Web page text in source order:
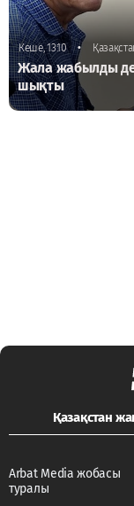
Кеше, 13:10 •
Жала жабылды
шықты
Қазақстан
Arbat Media жобасы
туралы